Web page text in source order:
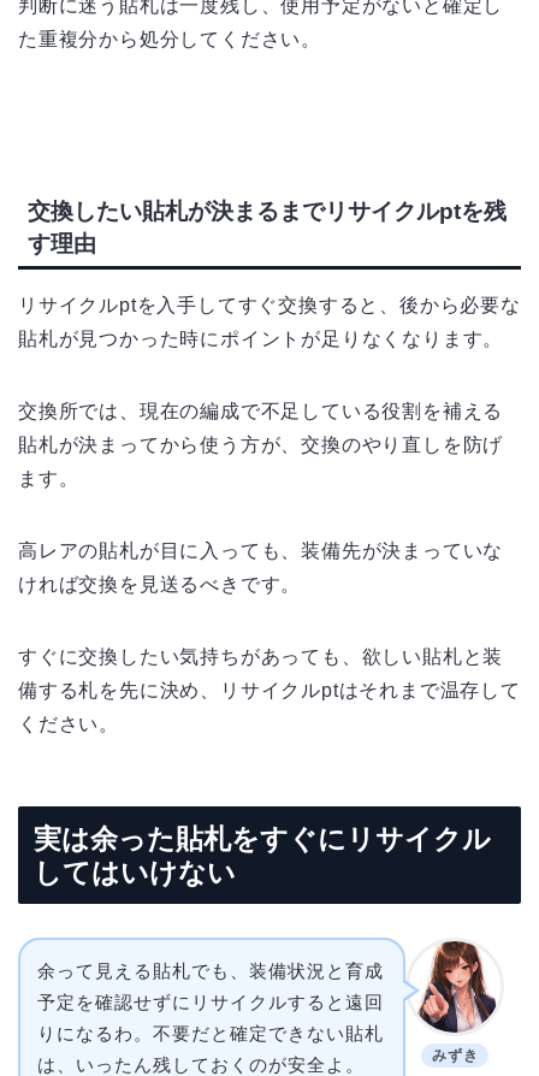
判断に迷う貼札は一度残し、使用予定がないと確定し
た重複分から処分してください。
交換したい貼札が決まるまでリサイクルptを残
す理由
リサイクルptを入手してすぐ交換すると、後から必要な
貼札が見つかった時にポイントが足りなくなります。
交換所では、現在の編成で不足している役割を補える
貼札が決まってから使う方が、交換のやり直しを防げ
ます。
高レアの貼札が目に入っても、装備先が決まっていな
ければ交換を見送るべきです。
すぐに交換したい気持ちがあっても、欲しい貼札と装
備する札を先に決め、リサイクルptはそれまで温存して
ください。
実は余った貼札をすぐにリサイクル
してはいけない
みずき
余って見える貼札でも、装備状況と育成
予定を確認せずにリサイクルすると遠回
りになるわ。不要だと確定できない貼札
は、いったん残しておくのが安全よ。